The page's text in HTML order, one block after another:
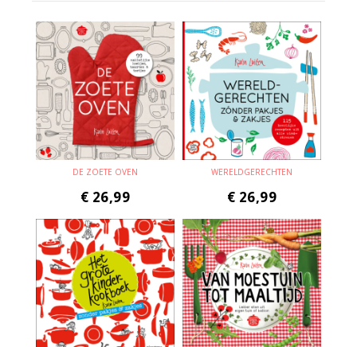
DE ZOETE OVEN
€ 26,99
WERELDGERECHTEN
€ 26,99